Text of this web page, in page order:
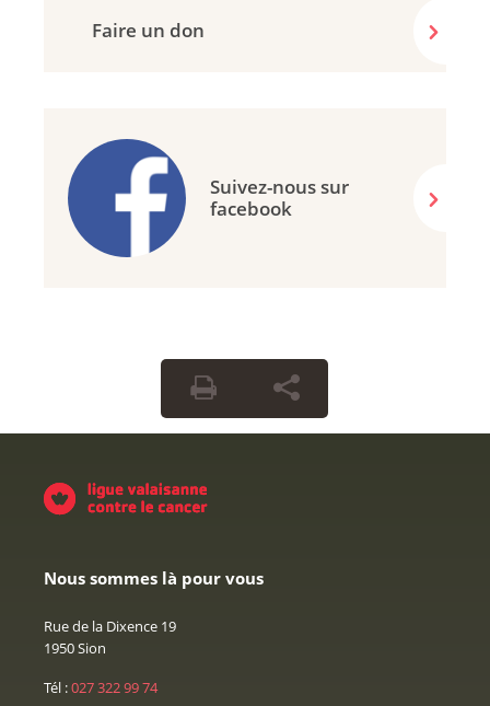
Faire un don
Suivez-nous sur
facebook
Nous sommes là pour vous
Rue de la Dixence 19
1950 Sion
Tél :027 322 99 74